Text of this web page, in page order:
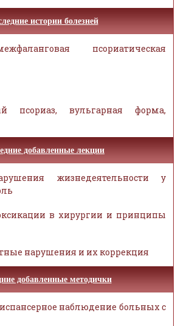
истории болезней
псориатическая
псориаз, вульгарная форма,
добавленные лекции
жизнедеятельности у
в хирургии и принципы
нарушения и их коррекция
добавленные методички
наблюдение больных с